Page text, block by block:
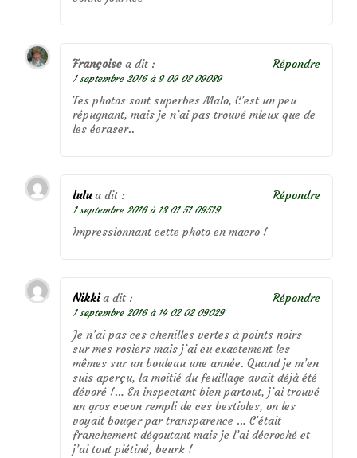
Françoise a dit :
1 septembre 2016 à 9 09 08 09089
Tes photos sont superbes Malo, C’est un peu
répugnant, mais je n’ai pas trouvé mieux que de
les écraser..
Répondre
lulu a dit :
1 septembre 2016 à 13 01 51 09519
Impressionnant cette photo en macro !
Répondre
Nikki a dit :
1 septembre 2016 à 14 02 02 09029
Je n’ai pas ces chenilles vertes à points noirs
sur mes rosiers mais j’ai eu exactement les
mêmes sur un bouleau une année. Quand je m’en
suis aperçu, la moitié du feuillage avait déjà été
dévoré !… En inspectant bien partout, j’ai trouvé
un gros cocon rempli de ces bestioles, on les
voyait bouger par transparence … C’était
franchement dégoutant mais je l’ai décroché et
j’ai tout piétiné, beurk !
Répondre